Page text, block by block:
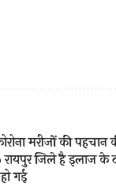
मरीजों की पहचान
जिले है इलाज के
गई